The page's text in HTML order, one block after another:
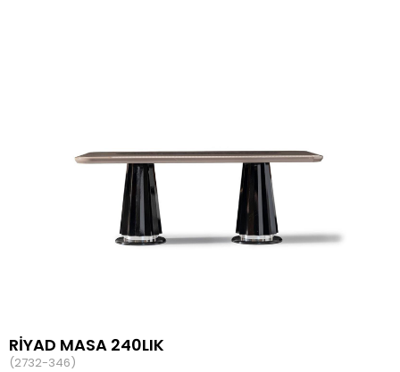
RİYAD MASA 240LIK
(2732-346)